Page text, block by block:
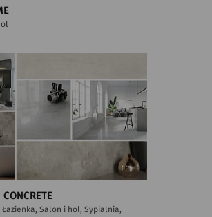
Łazienka, Salon i hol, Sypialnia,